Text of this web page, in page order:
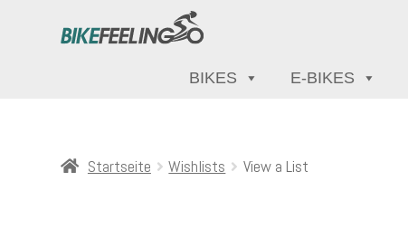
BIKES E-BIKES
Startseite Wishlists View a List